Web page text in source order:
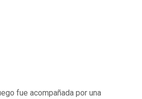
fue acompañada por una